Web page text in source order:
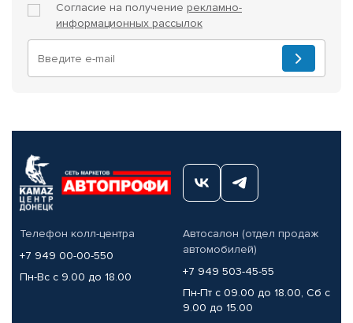
Согласие на получение рекламно-
информационных рассылок
Телефон колл-центра
+7 949 00-00-550
Пн-Вс с 9.00 до 18.00
Автосалон (отдел продаж
автомобилей)
+7 949 503-45-55
Пн-Пт с 09.00 до 18.00, Сб с
9.00 до 15.00